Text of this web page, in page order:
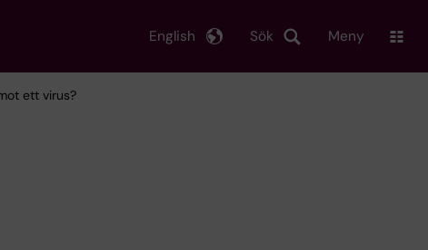
Sök
English Meny
ett virus?